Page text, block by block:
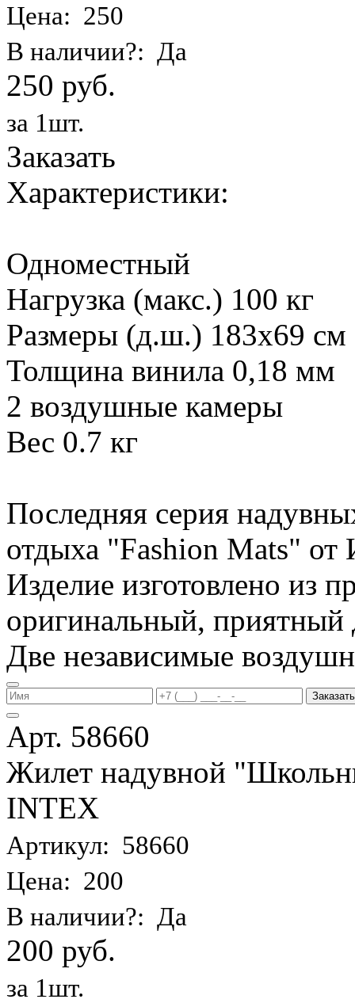
Цена: 250
В наличии?: Да
250 руб.
за 1шт.
Заказать
Характеристики:
Одноместный
Нагрузка (макс.) 100 кг
Размеры (д.ш.) 183х69 см
Толщина винила 0,18 мм
2 воздушные камеры
Вес 0.7 кг
Последняя серия
отдыха "Fashion Mats"
Изделие изготовлено из
оригинальный, приятный
Две независимые
Заказать
Арт. 58660
Жилет надувной
INTEX
Артикул: 58660
Цена: 200
В наличии?: Да
200 руб.
за 1шт.